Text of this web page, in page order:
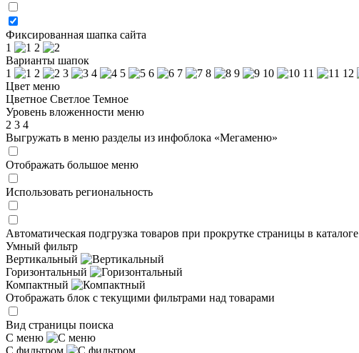
Фиксированная шапка сайта
1
2
Варианты шапок
1
2 3 4 5 6 7 8 9 10 11 12
Цвет меню
Цветное Светлое Темное
Уровень вложенности меню
2 3 4
Выгружать в меню разделы из инфоблока «Мегаменю»
Отображать большое меню
Использовать региональность
Автоматическая подгрузка товаров при прокрутке страницы в каталоге
Умный фильтр
Вертикальный
Горизонтальный
Компактный
Отображать блок с текущими фильтрами над товарами
Вид страницы поиска
С меню
С фильтром